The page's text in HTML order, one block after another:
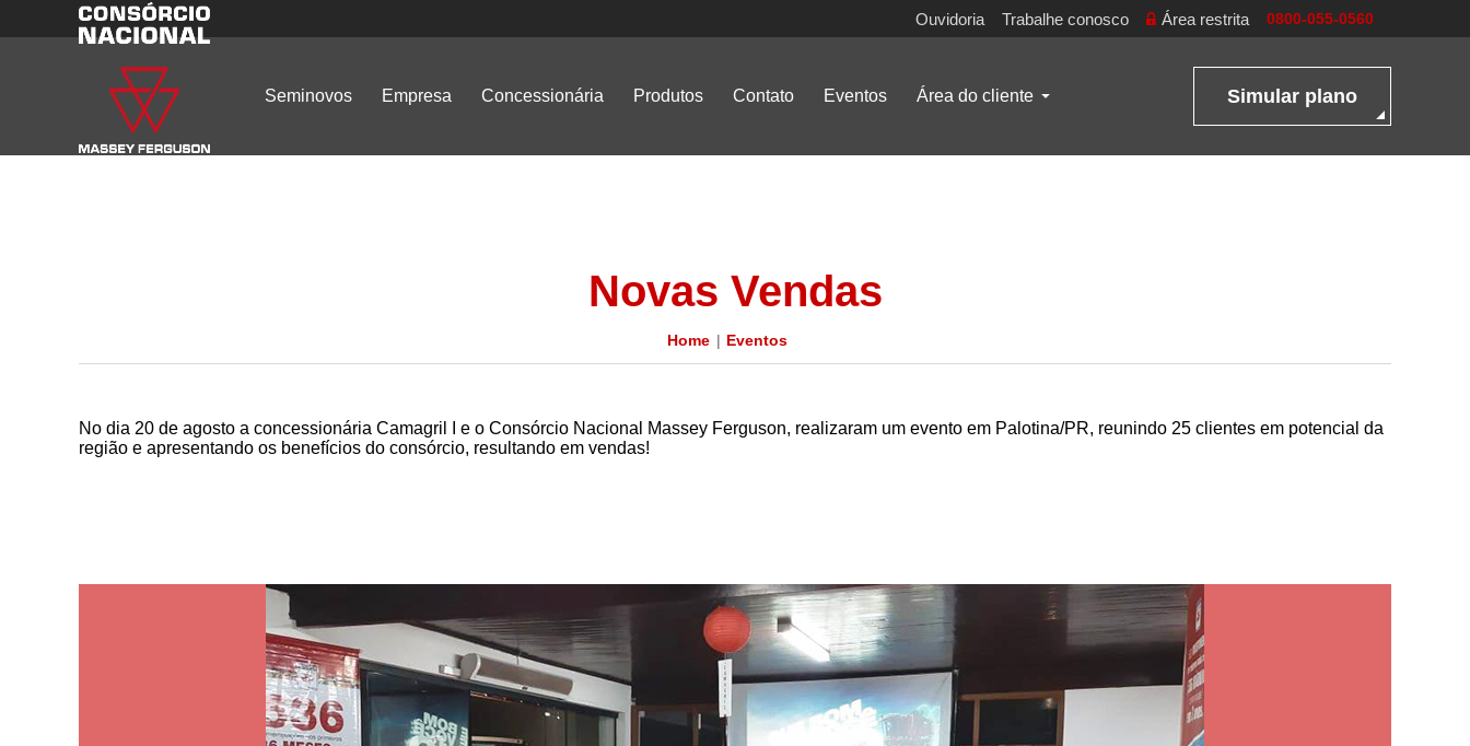
Ouvidoria Trabalhe conosco Área restrita 0800-055-0560
Seminovos Empresa Concessionária Produtos Contato Eventos Área do cliente Simular plano
Novas Vendas
Home Eventos
No dia 20 de agosto a concessionária Camagril I e o Consórcio Nacional Massey Ferguson, realizaram um evento em Palotina/PR, reunindo 25 clientes em potencial da
região e apresentando os benefícios do consórcio, resultando em vendas!